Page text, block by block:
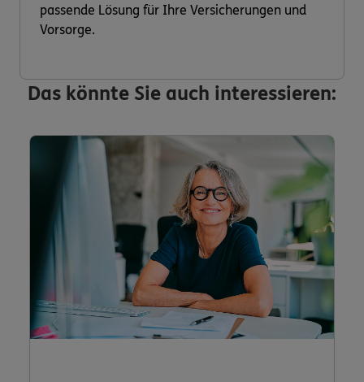
passende Lösung für Ihre Versicherungen und
Vorsorge.
Das könnte Sie auch interessieren: